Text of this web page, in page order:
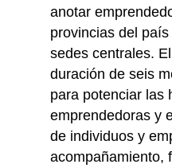
anotar
provincias del
sedes centrales.
duración de seis
para potenciar las
emprendedoras y
de individuos y
acompañamiento,